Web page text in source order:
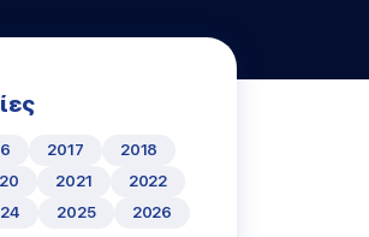
2017
2018
2021
2022
2025 2026